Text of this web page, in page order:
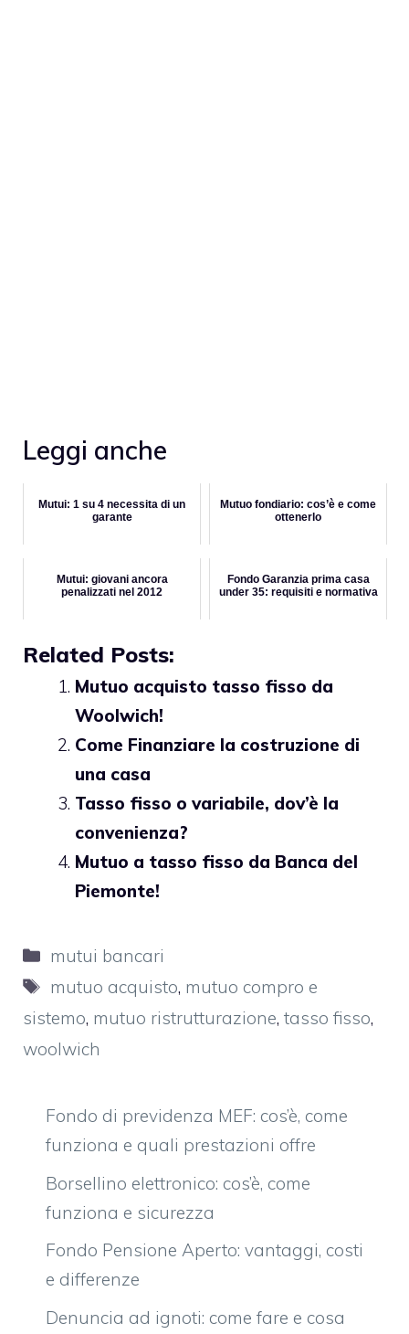
Leggi anche
Mutui: 1 su 4 necessita di un
garante
Mutuo fondiario: cos’è e come
ottenerlo
Mutui: giovani ancora
penalizzati nel 2012
Fondo Garanzia prima casa
under 35: requisiti e normativa
Related Posts:
Mutuo acquisto tasso fisso da
Woolwich!
Come Finanziare la costruzione di
una casa
Tasso fisso o variabile, dov’è la
convenienza?
Mutuo a tasso fisso da Banca del
Piemonte!
Categorie
mutui bancari
Tag
mutuo acquisto, mutuo compro e
sistemo, mutuo ristrutturazione, tasso fisso,
woolwich
Fondo di previdenza MEF: cos’è, come
funziona e quali prestazioni offre
Borsellino elettronico: cos’è, come
funziona e sicurezza
Fondo Pensione Aperto: vantaggi, costi
e differenze
Denuncia ad ignoti: come fare e cosa